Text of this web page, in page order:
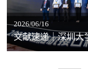
2026/06/16